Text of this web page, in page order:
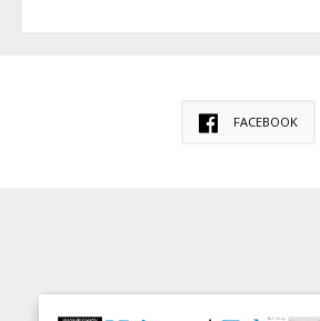
FACEBOOK